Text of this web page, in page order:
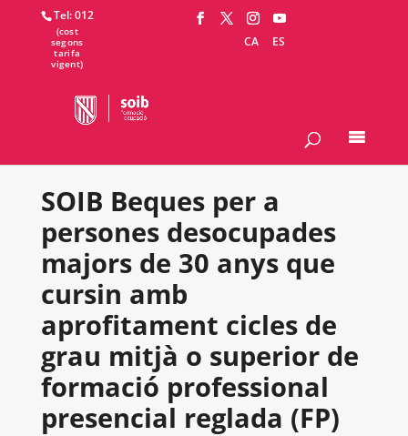
Tel: 012
CA
ES
SOIB Beques per a
persones desocupades
majors de 30 anys que
cursin amb
aprofitament cicles de
grau mitjà o superior de
formació professional
presencial reglada (FP)